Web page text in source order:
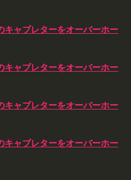
キャブレターをオーバーホー
キャブレターをオーバーホー
キャブレターをオーバーホー
キャブレターをオーバーホー